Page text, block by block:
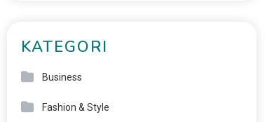
KATEGORI
Business
Fashion & Style